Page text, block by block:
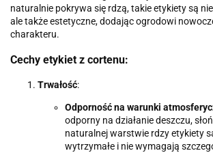
naturalnie pokrywa się rdzą, takie etykiety są
ale także estetyczne, dodając ogrodowi
charakteru.
Cechy etykiet z cortenu:
Trwałość:
Odporność na warunki
odporny na działanie deszczu,
naturalnej warstwie rdzy etykiety
wytrzymałe i nie wymagają